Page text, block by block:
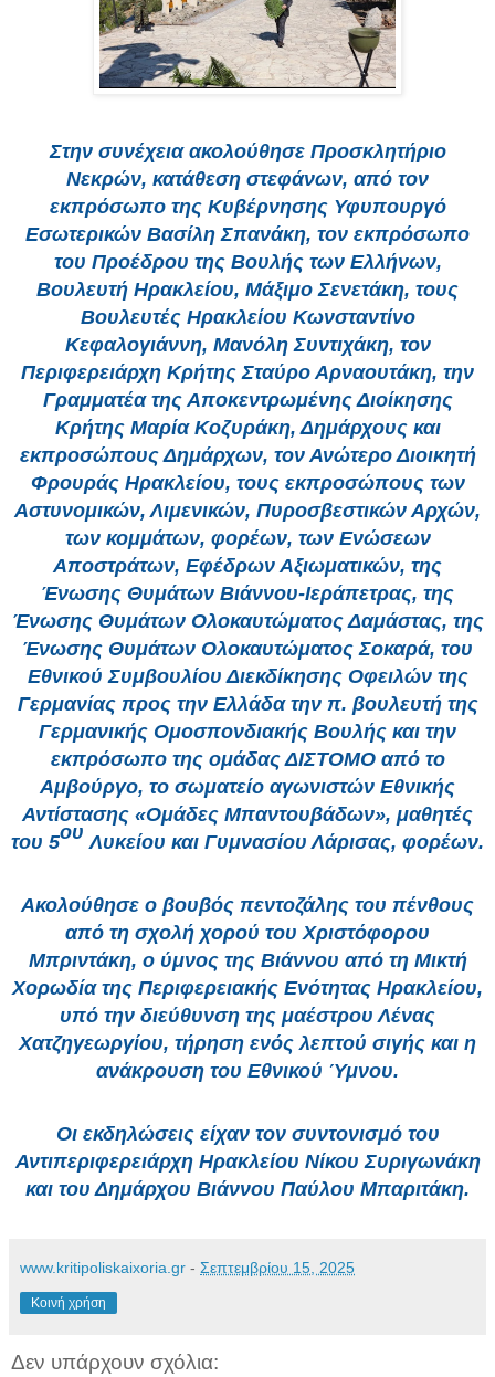
Στην συνέχεια ακολούθησε Προσκλητήριο
Νεκρών, κατάθεση στεφάνων, από τον
εκπρόσωπο της Κυβέρνησης Υφυπουργό
Εσωτερικών Βασίλη Σπανάκη, τον εκπρόσωπο
του Προέδρου της Βουλής των Ελλήνων,
Βουλευτή Ηρακλείου, Μάξιμο Σενετάκη, τους
Βουλευτές Ηρακλείου Κωνσταντίνο
Κεφαλογιάννη, Μανόλη Συντιχάκη, τον
Περιφερειάρχη Κρήτης Σταύρο Αρναουτάκη, την
Γραμματέα της Αποκεντρωμένης Διοίκησης
Κρήτης Μαρία Κοζυράκη, Δημάρχους και
εκπροσώπους Δημάρχων, τον Ανώτερο Διοικητή
Φρουράς Ηρακλείου, τους εκπροσώπους των
Αστυνομικών, Λιμενικών, Πυροσβεστικών Αρχών,
των κομμάτων, φορέων, των Ενώσεων
Αποστράτων, Εφέδρων Αξιωματικών, της
Ένωσης Θυμάτων Βιάννου-Ιεράπετρας, της
Ένωσης Θυμάτων Ολοκαυτώματος Δαμάστας, της
Ένωσης Θυμάτων Ολοκαυτώματος Σοκαρά, του
Εθνικού Συμβουλίου Διεκδίκησης Οφειλών της
Γερμανίας προς την Ελλάδα την π. βουλευτή της
Γερμανικής Ομοσπονδιακής Βουλής και την
εκπρόσωπο της ομάδας ΔΙΣΤΟΜΟ από το
Αμβούργο, το σωματείο αγωνιστών Εθνικής
Αντίστασης «Ομάδες Μπαντουβάδων», μαθητές
του 5ου Λυκείου και Γυμνασίου Λάρισας, φορέων.
Ακολούθησε ο βουβός πεντοζάλης του πένθους
από τη σχολή χορού του Χριστόφορου
Μπριντάκη, ο ύμνος της Βιάννου από τη Μικτή
Χορωδία της Περιφερειακής Ενότητας Ηρακλείου,
υπό την διεύθυνση της μαέστρου Λένας
Χατζηγεωργίου, τήρηση ενός λεπτού σιγής και η
ανάκρουση του Εθνικού Ύμνου.
Οι εκδηλώσεις είχαν τον συντονισμό του
Αντιπεριφερειάρχη Ηρακλείου Νίκου Συριγωνάκη
και του Δημάρχου Βιάννου Παύλου Μπαριτάκη.
www.kritipoliskaixoria.gr - Σεπτεμβρίου 15, 2025
Κοινή χρήση
Δεν υπάρχουν σχόλια: